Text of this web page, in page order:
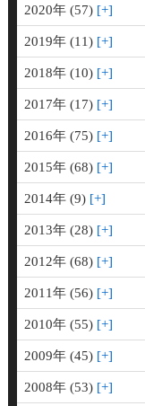
2020年 (57)
2019年 (11)
2018年 (10)
2017年 (17)
2016年 (75)
2015年 (68)
2014年 (9)
2013年 (28)
2012年 (68)
2011年 (56)
2010年 (55)
2009年 (45)
2008年 (53)